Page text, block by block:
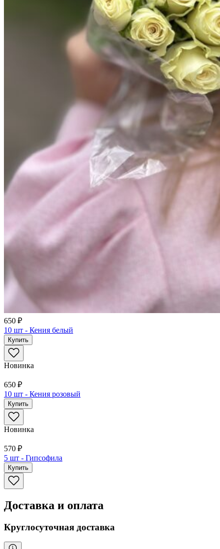
650 ₽
10 шт - Кения белый
Купить
Новинка
650 ₽
10 шт - Кения розовый
Купить
Новинка
570 ₽
5 шт - Гипсофила
Купить
Доставка и оплата
Круглосуточная доставка